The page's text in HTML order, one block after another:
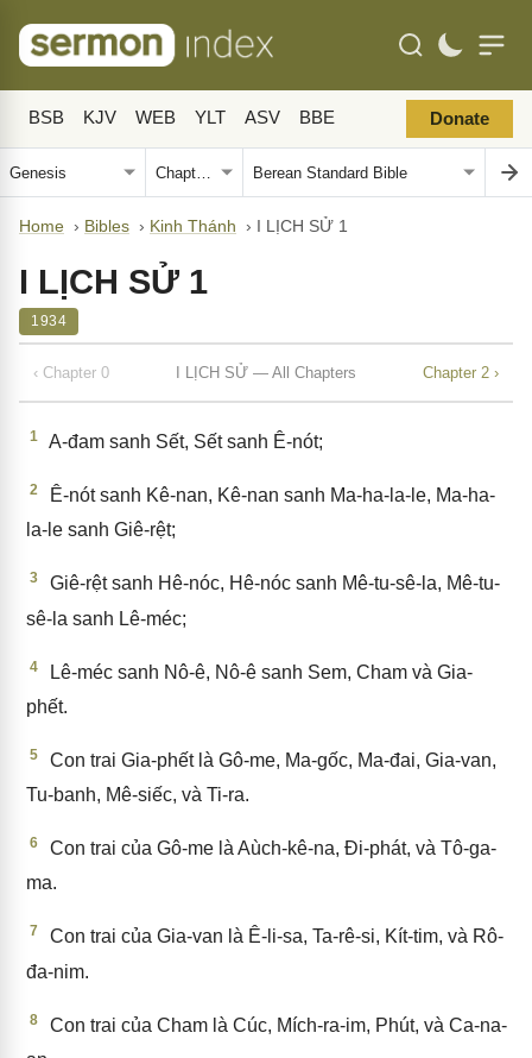
BSB KJV WEB YLT ASV BBE Donate
Home › Bibles › Kinh Thánh › I LỊCH SỬ 1
I LỊCH SỬ 1
1934
‹ Chapter 0 I LỊCH SỬ — All Chapters Chapter 2 ›
1 A-đam sanh Sết, Sết sanh Ê-nót;
2
Ê-nót sanh Kê-nan, Kê-nan sanh Ma-ha-la-le, Ma-ha-
la-le sanh Giê-rệt;
3
Giê-rệt sanh Hê-nóc, Hê-nóc sanh Mê-tu-sê-la, Mê-tu-
sê-la sanh Lê-méc;
4
Lê-méc sanh Nô-ê, Nô-ê sanh Sem, Cham và Gia-
phết.
5
Con trai Gia-phết là Gô-me, Ma-gốc, Ma-đai, Gia-van,
Tu-banh, Mê-siếc, và Ti-ra.
6
Con trai của Gô-me là Aùch-kê-na, Đi-phát, và Tô-ga-
ma.
7
Con trai của Gia-van là Ê-li-sa, Ta-rê-si, Kít-tim, và Rô-
đa-nim.
8
Con trai của Cham là Cúc, Mích-ra-im, Phút, và Ca-na-